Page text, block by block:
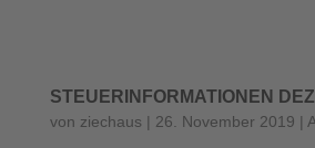
STEUERINFORMATIONEN
von ziechaus | 26. November 2019 |